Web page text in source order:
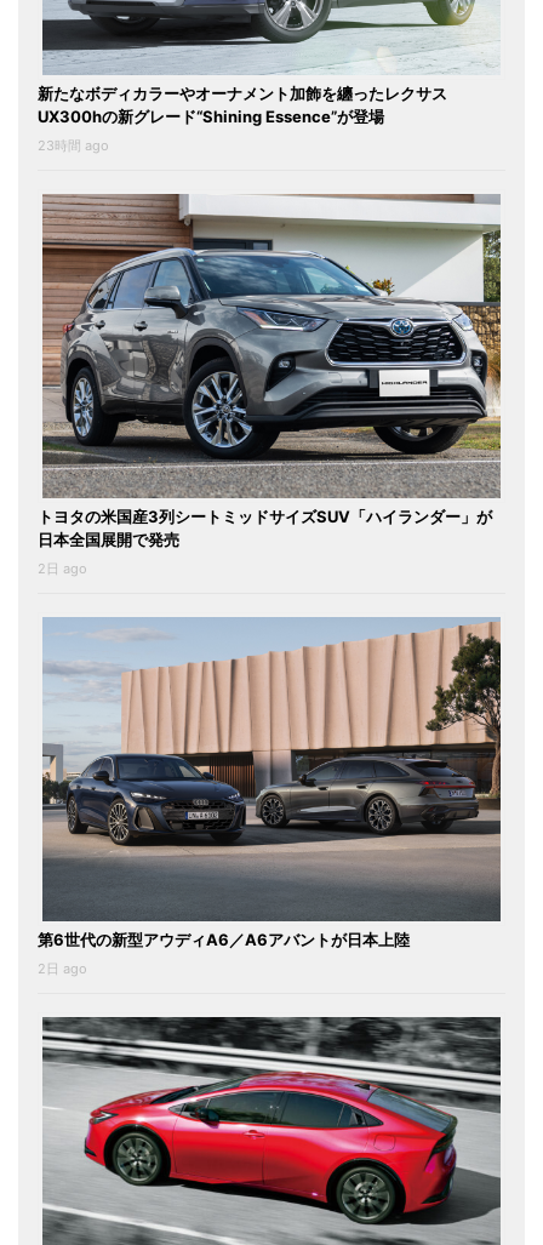
新たなボディカラーやオーナメント加飾を纏ったレクサス
UX300hの新グレード“Shining Essence”が登場
23時間 ago
トヨタの米国産3列シートミッドサイズSUV「ハイランダー」が
日本全国展開で発売
2日 ago
第6世代の新型アウディA6／A6アバントが日本上陸
2日 ago